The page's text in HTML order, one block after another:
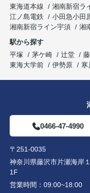
東海道本線
湘南新宿ラ
江ノ島電鉄
小田急小田
湘南新宿ライン宇須
湘
駅から探す
平塚
茅ケ崎 辻堂
東海大学前
伊勢原 寒
0466-47-4990
〒251-0035
神奈川県藤沢市片瀬海岸
1F
営業時間： 09:00~18:00